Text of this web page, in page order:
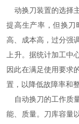
动换刀装置的选择
提高生产率，但换刀
高、成本高，过分强
上升。据统计加工中
因此在满足使用要求
置，以降低故障率和
自动换刀的工作质
能、质量。刀库容量